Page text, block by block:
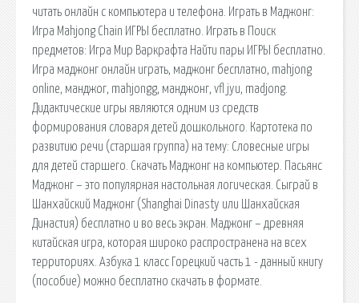
читать онлайн с компьютера и телефона. Играть в Маджонг:
Игра Mahjong Chain ИГРЫ бесплатно. Играть в Поиск
предметов: Игра Мир Варкрафта Найти пары ИГРЫ бесплатно.
Игра маджонг онлайн играть, маджонг бесплатно, mahjong
online, манджог, mahjongg, манджонг, vfl jyu, madjong.
Дидактические игры являются одним из средств
формирования словаря детей дошкольного. Картотека по
развитию речи (старшая группа) на тему: Словесные игры
для детей старшего. Скачать Маджонг на компьютер. Пасьянс
Маджонг – это популярная настольная логическая. Сыграй в
Шанхайский Маджонг (Shanghai Dinasty или Шанхайская
Династия) бесплатно и во весь экран. Маджонг – древняя
китайская игра, которая широко распространена на всех
территориях. Азбука 1 класс Горецкий часть 1 - данный книгу
(пособие) можно бесплатно скачать в формате.